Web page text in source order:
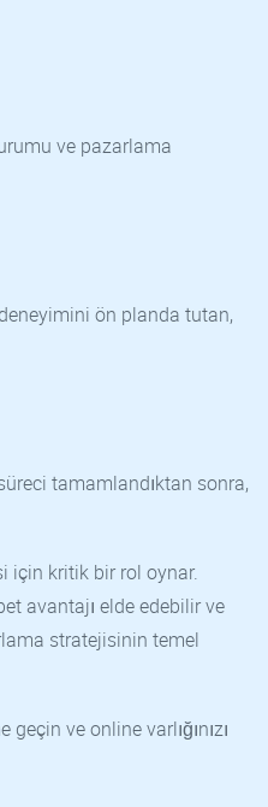
ve pazarlama
ön planda tutan,
tamamlandıktan sonra,
için kritik bir rol oynar.
avantajı elde edebilir ve
stratejisinin temel
ve online varlığınızı